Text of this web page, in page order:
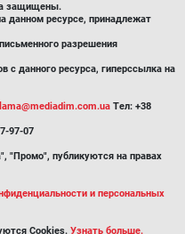
защищены.
данном ресурсе, принадлежат
разрешения
с данного ресурса, гиперссылка на
Тел: +38
97-07
"Промо", публикуются на правах
и персональных
Cookies. Узнать больше.